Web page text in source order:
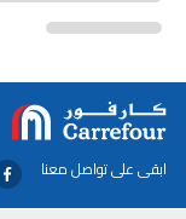
ابقى على تواصل معنا